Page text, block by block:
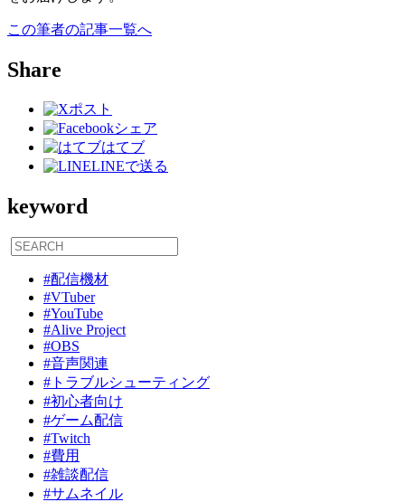
この筆者の記事一覧へ
Share
ポスト
シェア
はてブ
LINEで送る
keyword
#配信機材
#VTuber
#YouTube
#Alive Project
#OBS
#音声関連
#トラブルシューティング
#初心者向け
#ゲーム配信
#Twitch
#費用
#雑談配信
#サムネイル